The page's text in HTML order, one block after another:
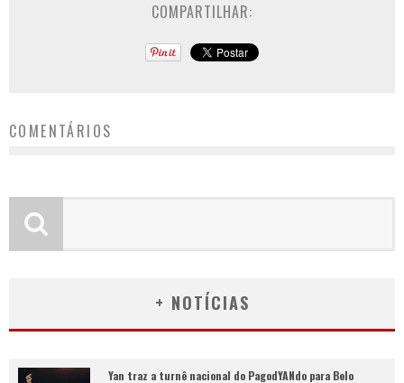
COMPARTILHAR:
COMENTÁRIOS
+ NOTÍCIAS
Yan traz a turnê nacional do PagodYANdo para Belo